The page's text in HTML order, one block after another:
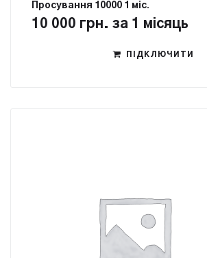
Просування 10000 1 міс.
10 000 грн. за 1 місяць
ПІДКЛЮЧИТИ